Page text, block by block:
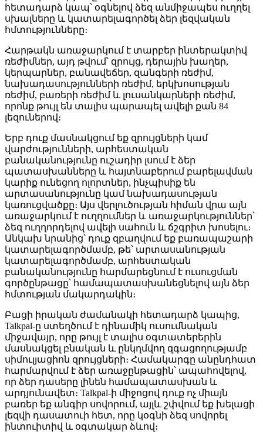
հետադարձ կապ՝ օգնելով ձեզ անմիջապես ուղղել
սխալները և կատարելագործել ձեր լեզվական
հմտությունները։
Հարթակն առաջարկում է տարբեր ինտերակտիվ
ռեժիմներ, այդ թվում՝ զրույց, դերային խաղեր,
կերպարներ, բանավեճեր, զանգերի ռեժիմ,
նախադասությունների ռեժիմ, երկխոսության
ռեժիմ, բառերի ռեժիմ և լուսանկարների ռեժիմ,
որոնք թույլ են տալիս պարապել ավելի քան 84
լեզուներով։
Երբ դուք մասնակցում եք զրույցների կամ
վարժությունների, արհեստական ​​
բանականությունը ուշադիր լսում է ձեր
պատասխանները և հայտնաբերում բարելավման
կարիք ունեցող ոլորտներ, ինչպիսիք են
արտասանությունը կամ նախադասության
կառուցվածքը։ Այս վերլուծության հիման վրա այն
առաջարկում է ուղղումներ և առաջարկություններ՝
ձեզ ուղղորդելով ավելի սահուն և ճշգրիտ խոսելու։
Անկախ նրանից՝ դուք զբաղվում եք բառապաշարի
կատարելագործմամբ, թե՝ արտասանության
կատարելագործմամբ, արհեստական ​​
բանականությունը հարմարեցնում է ուսուցման
գործընթացը՝ համապատասխանեցնելով այն ձեր
հմտության մակարդակին։
Բացի իրական ժամանակի հետադարձ կապից,
Talkpal-ը ստեղծում է դինամիկ ուսումնական
միջավայր, որը թույլ է տալիս օգտատերերին
մասնակցել բնական և ընկղմվող զգացողությամբ
սիմուլյացիոն զրույցների։ Համակարգը անընդհատ
հարմարվում է ձեր առաջընթացին՝ ապահովելով,
որ ձեր դասերը լինեն համապատասխան և
արդյունավետ։ Talkpal-ի միջոցով դուք ոչ միայն
բառեր եք անգիր սովորում, այլև շփվում եք խելացի
լեզվի դասատուի հետ, որը կօգնի ձեզ սովորել
ինտուիտիվ և օգտակար ձևով։